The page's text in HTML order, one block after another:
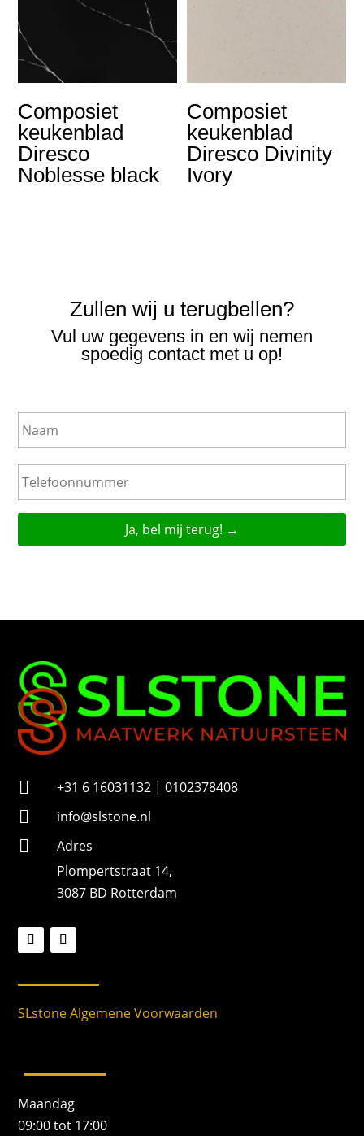
Composiet
keukenblad
Diresco
Noblesse black
Composiet
keukenblad
Diresco Divinity
Ivory
Zullen wij u terugbellen?
Vul uw gegevens in en wij nemen
spoedig contact met u op!
N
a
a
T
e
l
e
o
m
r
 +31 6 16031132 | 0102378408
 info@slstone.nl

Adres
Plompertstraat 14,
3087 BD Rotterdam
SLstone Algemene Voorwaarden
Maandag
09:00 tot 17:00